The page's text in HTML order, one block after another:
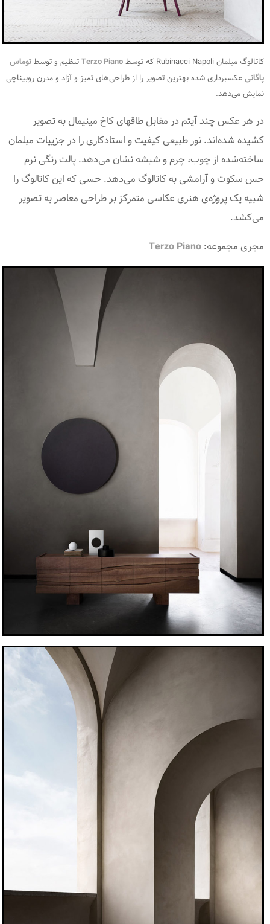
کاتالوگ مبلمان Rubinacci Napoli که توسط Terzo Pianoتنظیم و توسطتوماس
پاگانیعکسبرداری شده بهترین تصویر را از طراحی‌های تمیز و آزاد و مدرن روبیناچی
نمایش می‌دهد.
در هر عکس چند آیتم در مقابل طاقهای کاخ مینیمال به تصویر
کشیده شده‌اند. نور طبیعی کیفیت و استادکاری را در جزییات مبلمان
ساخته‌شده از چوب، چرم و شیشه نشان می‌دهد. پالت رنگی نرم
حس سکوت و آرامشی به کاتالوگ می‌دهد. حسی که این کاتالوگ را
شبیه یک پروژه‌ی هنری عکاسی متمرکز بر طراحی معاصر به تصویر
می‌کشد.
مجری مجموعه:Terzo Piano